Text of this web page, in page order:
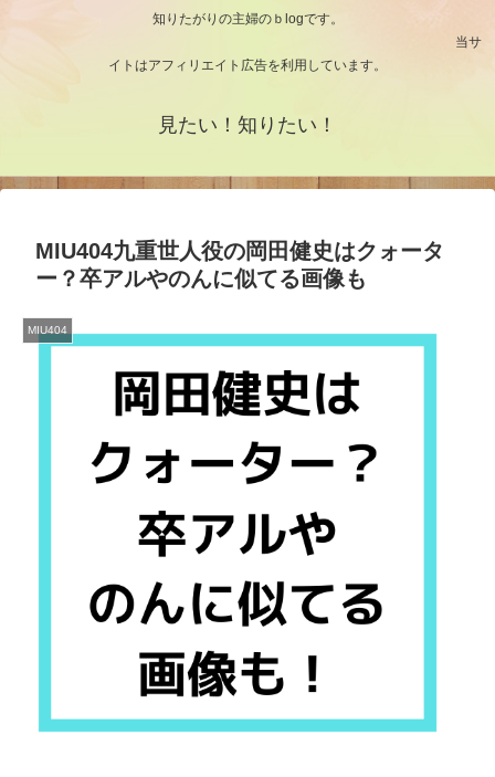
知りたがりの主婦のｂlogです。
当サ
イトはアフィリエイト広告を利用しています。
見たい！知りたい！
MIU404九重世人役の岡田健史はクォータ
ー？卒アルやのんに似てる画像も
MIU404